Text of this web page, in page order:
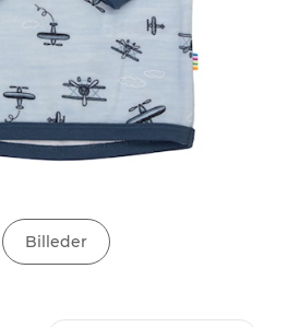
Billeder